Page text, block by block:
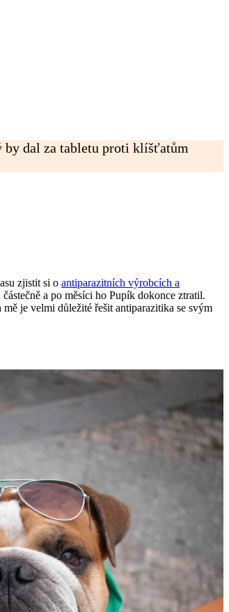
by dal za tabletu proti klíšťatům
zjistit si o antiparazitních výrobcích a
a po měsíci ho Pupík dokonce ztratil.
je velmi důležité řešit antiparazitika se svým